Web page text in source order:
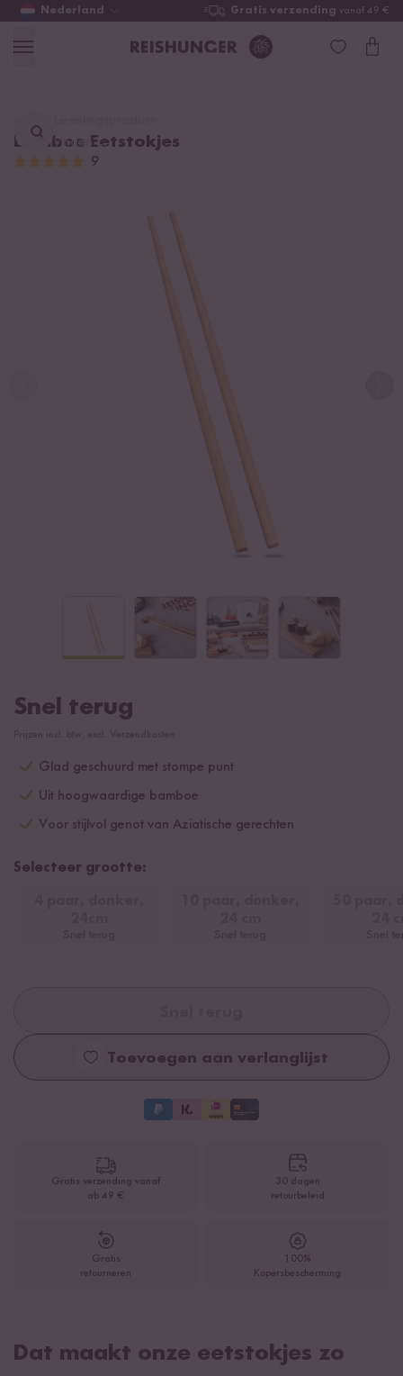
Nederland Gratis verzending vanaf 49 €
vinden ...
Bamboe Eetstokjes
9
Snel terug
Glad geschuurd met stompe punt
Uit hoogwaardige bamboe
Voor stijlvol genot van Aziatische gerechten
Selecteer grootte:
Toevoegen aan verlanglijst
Gratis verzending vanaf
ab 49 €
30 dagen
retourbeleid
Gratis
retourneren
100%
Kopersbescherming
Dat maakt onze eetstokjes zo